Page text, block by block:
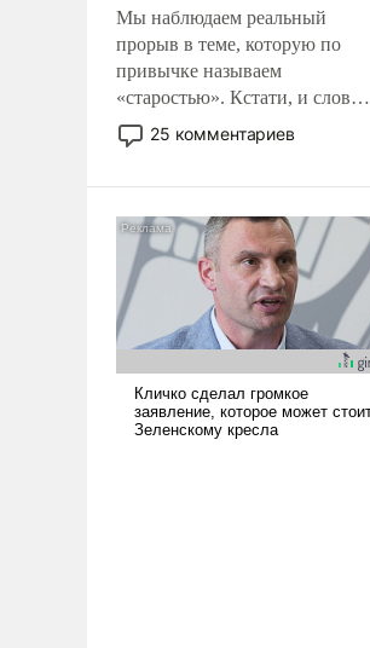
с Ираном.
Мы наблюдаем реальный
прорыв в теме, которую по
привычке называем
«старостью». Кстати, и слово-
то это уже стараются не
использовать – так же, как
что оно уже несет негативные
коннотации.
25 комментариев